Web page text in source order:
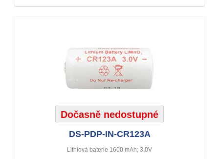
Dočasně nedostupné
DS-PDP-IN-CR123A
Lithiová baterie 1600 mAh; 3.0V